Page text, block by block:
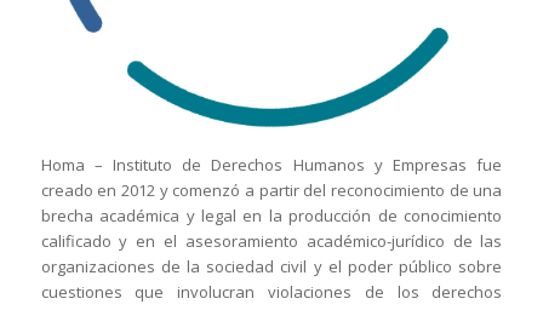
Homa – Instituto de Derechos Humanos y Empresas fue
creado en 2012 y comenzó a partir del reconocimiento de una
brecha académica y legal en la producción de conocimiento
calificado y en el asesoramiento académico-jurídico de las
organizaciones de la sociedad civil y el poder público sobre
cuestiones que involucran violaciones de los derechos